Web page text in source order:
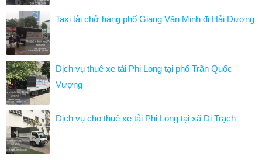
Taxi tải chở hàng phố Giang Văn Minh đi Hải Dương
Dịch vụ thuê xe tải Phi Long tại phố Trần Quốc
Vượng
Dịch vụ cho thuê xe tải Phi Long tại xã Di Trạch